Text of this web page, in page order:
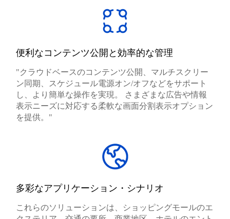
便利なコンテンツ公開と効率的な管理
"クラウドベースのコンテンツ公開、マルチスクリー
ン同期、スケジュール電源オン/オフなどをサポート
し、より簡単な操作を実現。 さまざまな広告や情報
表示ニーズに対応する柔軟な画面分割表示オプション
を提供。"
多彩なアプリケーション・シナリオ
これらのソリューションは、ショッピングモールのエ